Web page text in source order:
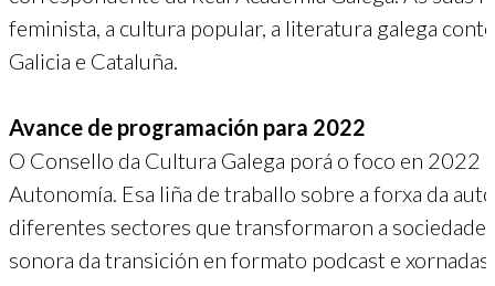
feminista, a cultura popular, a literatura galega
Galicia e Cataluña.
Avance de programación para 2022
O Consello da Cultura Galega porá o foco en
Autonomía. Esa liña de traballo sobre a forxa da
diferentes sectores que transformaron a sociedade
sonora da transición en formato podcast e